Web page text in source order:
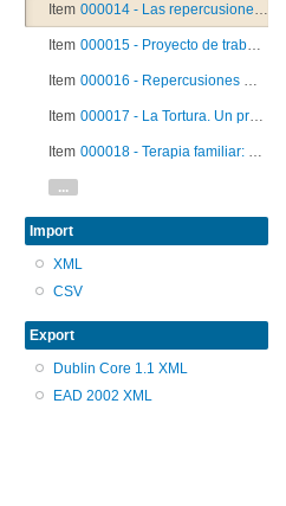
Item 000014 - Las repercusiones del retorno en los menores. Estudio de un caso.
Item 000015 - Proyecto de trabajo conjunto sobre repercusiones médicas en casos de represión directa
Item 000016 - Repercusiones médico psicológicas de la represión policial
Item 000017 - La Tortura. Un problema médico
Item 000018 - Terapia familiar: apoyo y ampliación del trabajo psicosocial y de salud mental de CENFA y de FASIC
...
Import
XML
CSV
Export
Dublin Core 1.1 XML
EAD 2002 XML